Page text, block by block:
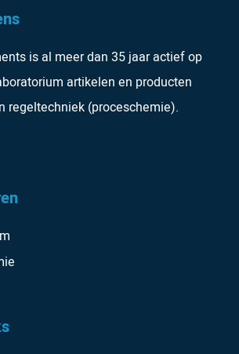
is al meer dan 35 jaar actief op
artikelen en producten
regeltechniek (proceschemie).